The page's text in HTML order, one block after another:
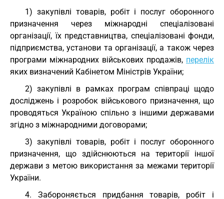
1) закупівлі товарів, робіт і послуг оборонного
призначення через міжнародні спеціалізовані
організації, їх представництва, спеціалізовані фонди,
підприємства, установи та організації, а також через
програми міжнародних військових продажів, перелік
яких визначений Кабінетом Міністрів України;
2) закупівлі в рамках програм співпраці щодо
досліджень і розробок військового призначення, що
проводяться Україною спільно з іншими державами
згідно з міжнародними договорами;
3) закупівлі товарів, робіт і послуг оборонного
призначення, що здійснюються на території іншої
держави з метою використання за межами території
України.
4. Забороняється придбання товарів, робіт і